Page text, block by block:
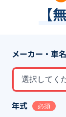
【
メーカー・車名
選択してく
年式 必須